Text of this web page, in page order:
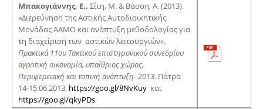
Μπακογιάννης, E., Σίτη, M. & Βάσση, Α. (2013).
«Διερεύνηση της Αστικής Αυτοδιοικητικής
Μονάδας ΑΑΜΟ και ανάπτυξη μεθοδολογίας για
τη διαχείριση των αστικών λειτουργιών».
Πρακτικά 11ου Τακτικού επιστημονικού συνεδρίου
αγροτική οικονομία, υπαίθριος χώρος,
Περιφερειακή και τοπική ανάπτυξη- 2013. Πάτρα
14-15.06.2013, https://goo.gl/8NvKuy και
https://goo.gl/qkyPDs